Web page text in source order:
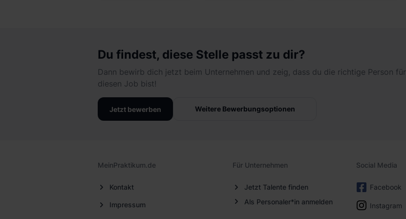
Du findest, diese Stelle passt zu dir?
Dann bewirb dich jetzt beim Unternehmen und zeig, dass du die richtige Person für
diesen Job bist!
Jetzt bewerben Weitere Bewerbungsoptionen
MeinPraktikum.de
Kontakt
Impressum
Für Unternehmen
Jetzt Talente finden
Als Personaler*in anmelden
Social Media
Facebook
Instagram